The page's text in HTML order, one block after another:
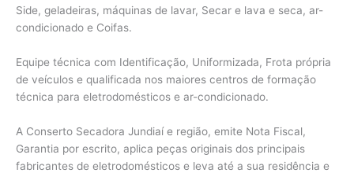
Side, geladeiras, máquinas de lavar, Secar e lava e seca, ar-
condicionado e Coifas.
Equipe técnica com Identificação, Uniformizada, Frota própria
de veículos e qualificada nos maiores centros de formação
técnica para eletrodomésticos e ar-condicionado.
A Conserto Secadora Jundiaí e região, emite Nota Fiscal,
Garantia por escrito, aplica peças originais dos principais
fabricantes de eletrodomésticos e leva até a sua residência e